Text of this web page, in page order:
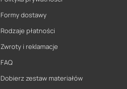
Formy dostawy
Rodzaje płatności
Zwroty i reklamacje
FAQ
Dobierz zestaw materiałów